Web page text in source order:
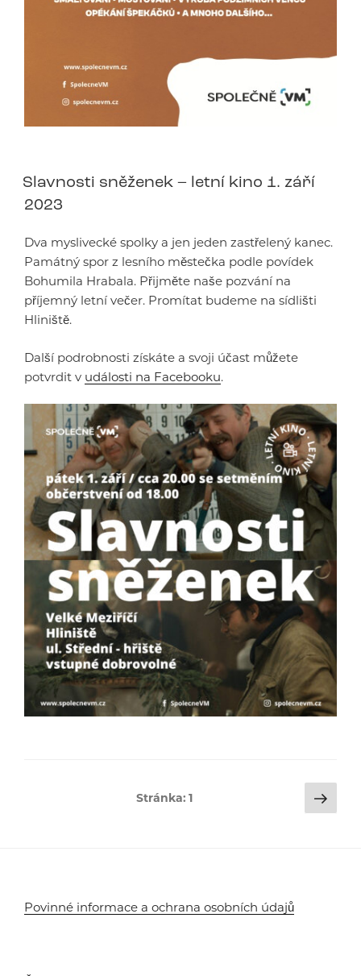
Slavnosti sněženek – letní kino 1. září
2023
Dva myslivecké spolky a jen jeden zastřelený kanec.
Památný spor z lesního městečka podle povídek
Bohumila Hrabala. Přijměte naše pozvání na
příjemný letní večer. Promítat budeme na sídlišti
Hliniště.
Další podrobnosti získáte a svoji účast můžete
potvrdit v události na Facebooku.
Stránka:1
Povinné informace a ochrana osobních údajů